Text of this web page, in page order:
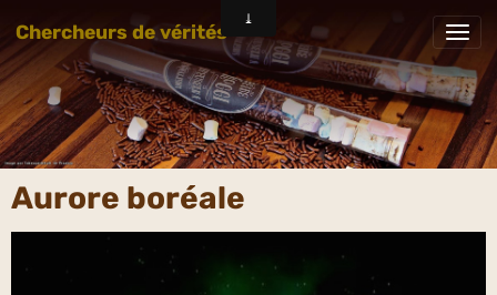
Chercheurs de vérités
Aurore boréale